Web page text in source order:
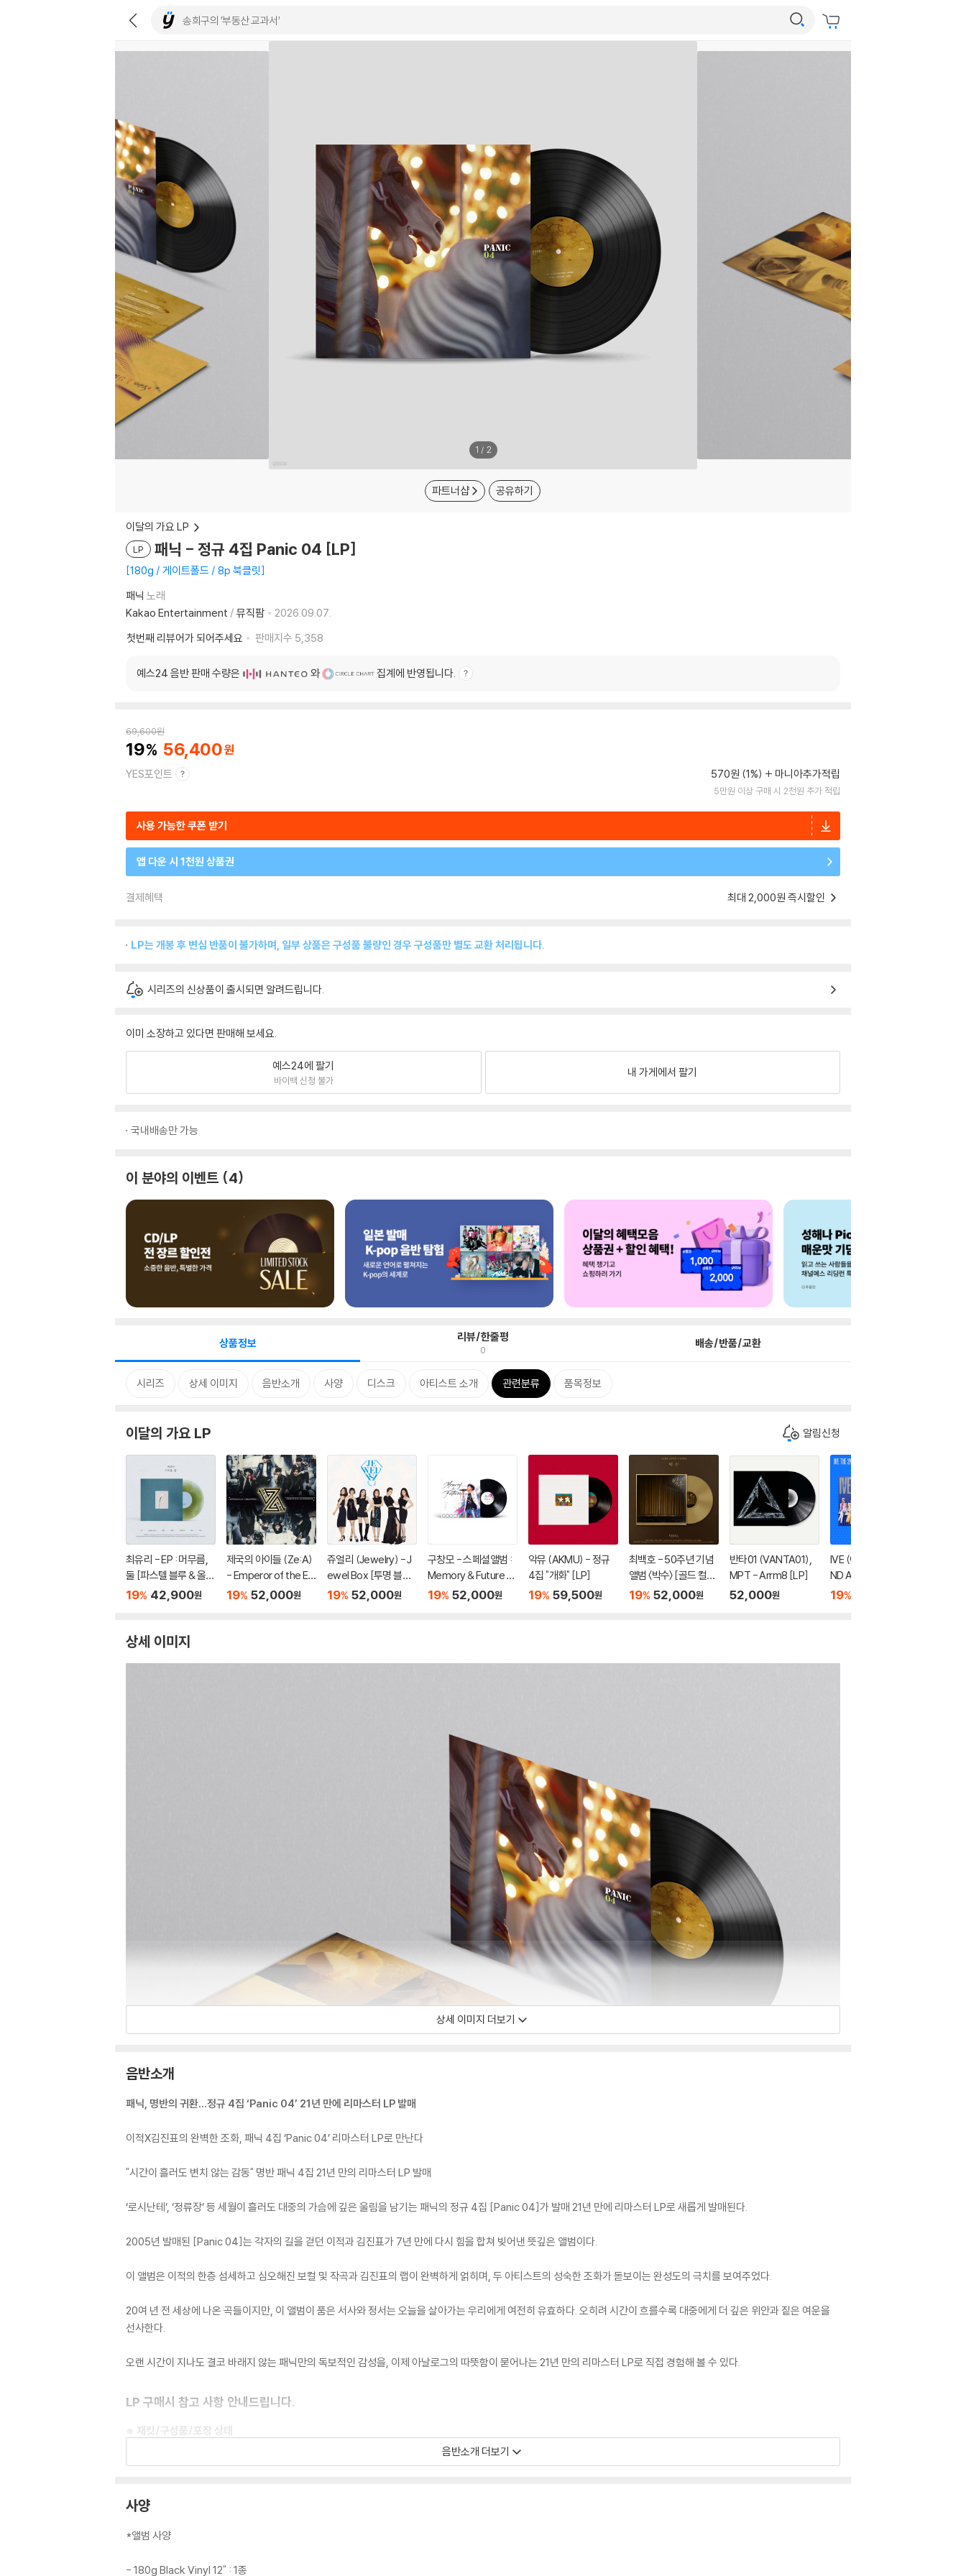
1 / 2
파트너샵 공유하기
이달의 가요 LP
LP 패닉 - 정규 4집 Panic 04 [LP]
180g / 게이트폴드 / 8p 북클릿
패닉 노래
Kakao Entertainment / 뮤직팜
2026.09.07.
첫번째 리뷰어가 되어주세요
판매지수 5,358
예스24 음반 판매 수량은 와 집계에 반영됩니다.
69,600원
19 56,400
YES포인트 570원 (1%) 마니아추가적립
5만원 이상 구매 시 2천원 추가 적립
사용 가능한 쿠폰 받기
앱 다운 시 1천원 상품권
결제혜택 최대 2,000원 즉시할인
LP는 개봉 후 변심 반품이 불가하며, 일부 상품은 구성품 불량인 경우 구성품만 별도 교환 처리됩니다.
시리즈의 신상품이 출시되면 알려드립니다.
이미 소장하고 있다면 판매해 보세요.
예스24에 팔기
바이백 신청 불가
내 가게에서 팔기
국내배송만 가능
이 분야의 이벤트 4
상품정보 리뷰/한줄평
0 배송/반품/교환
시리즈 상세 이미지 음반소개 사양 디스크 아티스트 소개 관련분류 품목정보
이달의 가요 LP 알림신청
최유리 - EP : 머무름,
둘 [파스텔 블루 & 올리
브 그린 컬러 10인치 Vi
19% 42,900원
제국의 아이들 (Ze:A)
- Emperor of the E
mpire [립타이드 컬러
19% 52,000원
쥬얼리 (Jewelry) - J
ewel Box [투명 블루
컬러 LP]
19% 52,000원
구창모 - 스페셜앨범 :
Memory & Future [L
P]
19% 52,000원
악뮤 (AKMU) - 정규
4집 "개화" [LP]
19% 59,500원
최백호 - 50주년 기념
앨범 〈박수〉 [골드 컬러
LP]
19% 52,000원
반타01 (VANTA01),
MPT - Arrm8 [LP]
52,000원
IVE (아이브) - THE 2
ND ALBUM : REVIVE
+ [화이트 마블 컬러 L
19%
상세 이미지
상세 이미지 더보기
음반소개
패닉, 명반의 귀환…정규 4집 ‘Panic 04’ 21년 만에 리마스터 LP 발매
이적X김진표의 완벽한 조화, 패닉 4집 ‘Panic 04’ 리마스터 LP로 만난다
"시간이 흘러도 변치 않는 감동" 명반 패닉 4집 21년 만의 리마스터 LP 발매
‘로시난테’, ‘정류장’ 등 세월이 흘러도 대중의 가슴에 깊은 울림을 남기는 패닉의 정규 4집 [Panic 04]가 발매 21년 만에 리마스터 LP로 새롭게 발매된다.
2005년 발매된 [Panic 04]는 각자의 길을 걷던 이적과 김진표가 7년 만에 다시 힘을 합쳐 빚어낸 뜻깊은 앨범이다.
이 앨범은 이적의 한층 섬세하고 심오해진 보컬 및 작곡과 김진표의 랩이 완벽하게 얽히며, 두 아티스트의 성숙한 조화가 돋보이는 완성도의 극치를 보여주었다.
20여 년 전 세상에 나온 곡들이지만, 이 앨범이 품은 서사와 정서는 오늘을 살아가는 우리에게 여전히 유효하다. 오히려 시간이 흐를수록 대중에게 더 깊은 위안과 짙은 여운을
선사한다.
오랜 시간이 지나도 결코 바래지 않는 패닉만의 독보적인 감성을, 이제 아날로그의 따뜻함이 묻어나는 21년 만의 리마스터 LP로 직접 경험해 볼 수 있다.
LP 구매시 참고 사항 안내드립니다.
※ 재킷/구성품/포장 상태
1) 제작/배송 과정에 따라 경미한 재킷 주름, 모서리 눌림, 갈라짐이 발생할 수 있으며 속지(이너 슬리브)는 디스크와의 접촉으로 인해 갈라질 수 있습니다.
외관상 불량 확인되는 상품을 개봉 시엔 반품/교환 처리 불가합니다.
3) 일본 제작 LP는 대부분 겉비닐이 밀봉되어 있지 않습니다.
4) 디지털 다운로드 코드는 본사에서 공지 없이 증정 종료될 수 있습니다.
1) 침압 조절 기능이 없는 턴테이블을 사용하시는 경우, (주로 올인원 형태 모델) 다이내믹 사운드의 편차가 큰 트랙을 재생할 때 이상 현상이 발생할 수 있습니다.
음반소개 더보기
사양
*앨범 사양
- 180g Black Vinyl 12" : 1종